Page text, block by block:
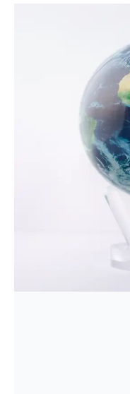
koji će vas inspirirati
dodatak vašem
donesite svijet na